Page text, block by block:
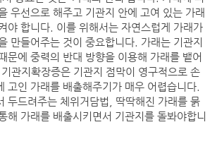
우선으로 해주고 기관지 안에 고여 있는 가래
야 합니다. 이를 위해서는 자연스럽게 가래가
만들어주는 것이 중요합니다. 가래는 기관지
문에 중력의 반대 방향을 이용해 가래를 뱉어
관지확장증은 기관지 점막이 영구적으로 손
고인 가래를 배출해주기가 매우 어렵습니다.
두드려주는 체위거담법, 딱딱해진 가래를 묽
해 가래를 배출시키면서 기관지를 돌봐야합니